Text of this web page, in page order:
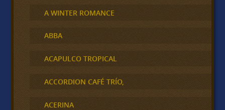
A WINTER ROMANCE
ABBA
ACAPULCO TROPICAL
ACCORDION CAFÉ TRÍO,
ACERINA